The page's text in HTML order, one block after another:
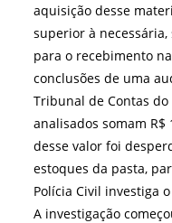
aquisição desse
superior à
para o recebimento
conclusões de uma
Tribunal de Contas
analisados somam R$
desse valor foi
estoques da pasta,
Polícia Civil investiga
A investigação